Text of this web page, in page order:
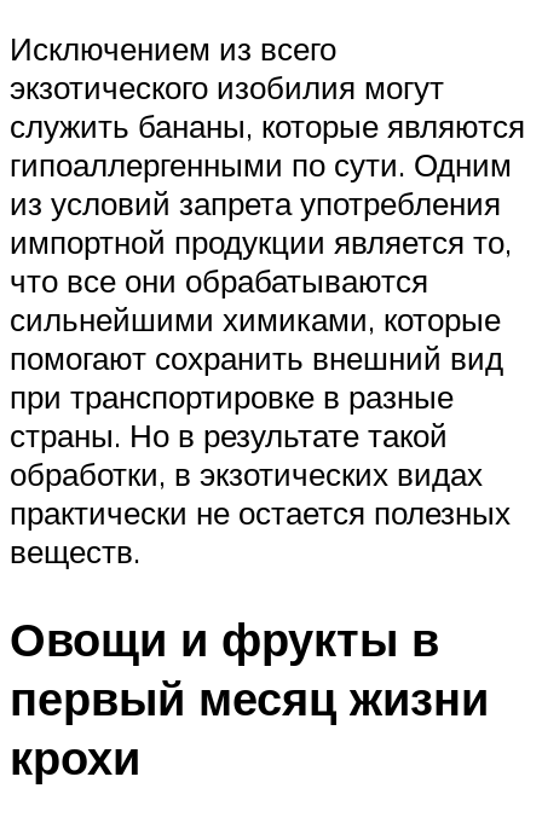
Исключением из всего
экзотического изобилия могут
служить бананы, которые являются
гипоаллергенными по сути. Одним
из условий запрета употребления
импортной продукции является то,
что все они обрабатываются
сильнейшими химиками, которые
помогают сохранить внешний вид
при транспортировке в разные
страны. Но в результате такой
обработки, в экзотических видах
практически не остается полезных
веществ.
Овощи и фрукты в
первый месяц жизни
крохи